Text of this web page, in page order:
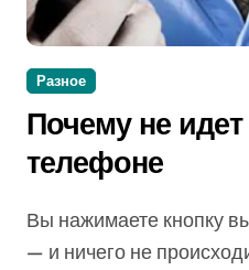
Разное
Почему не
телефоне
Вы нажимаете кнопку вызова, слышите тишину
— и ничего не